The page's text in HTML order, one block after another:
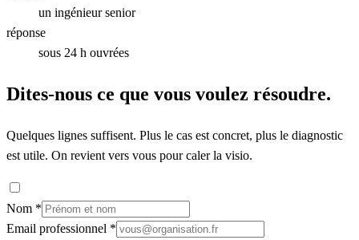
un ingénieur senior
réponse
sous 24 h ouvrées
Dites-nous ce que vous voulez résoudre.
Quelques lignes suffisent. Plus le cas est concret, plus le diagnostic
est utile. On revient vers vous pour caler la visio.
Nom *
Email professionnel *